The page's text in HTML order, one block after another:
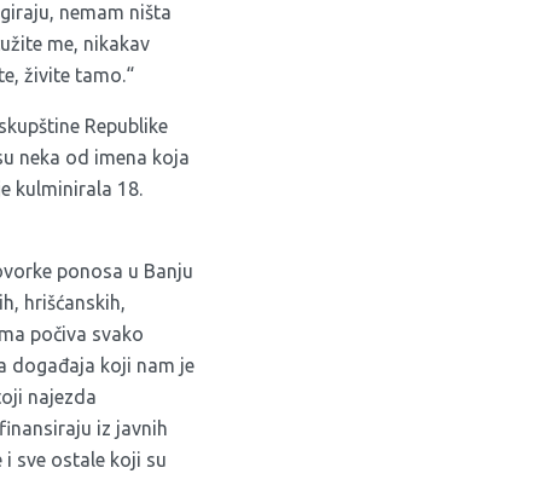
nemam ništa
me, nikakav
živite tamo.“
Republike
neka od imena koja
kulminirala 18.
ponosa u Banju
hrišćanskih,
počiva svako
događaja koji nam je
najezda
iz javnih
i sve ostale koji su